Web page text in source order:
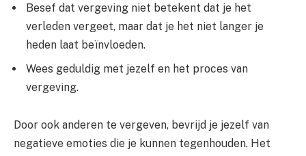
Besef dat vergeving niet betekent dat je het
verleden vergeet, maar dat je het niet langer je
heden laat beïnvloeden.
Wees geduldig met jezelf en het proces van
vergeving.
Door ook anderen te vergeven, bevrijd je jezelf van
negatieve emoties die je kunnen tegenhouden. Het